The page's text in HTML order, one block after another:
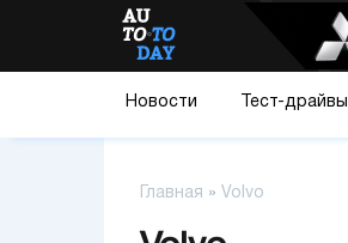
Новости Тест-драйвы
Главная » Volvo